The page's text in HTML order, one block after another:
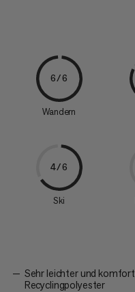
6/6
Wandern
4/6
Ski
Sehr leichter und
Recyclingpolyester